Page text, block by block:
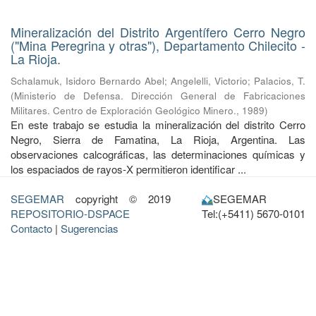
Mineralización del Distrito Argentífero Cerro Negro
("Mina Peregrina y otras"), Departamento Chilecito -
La Rioja.
Schalamuk, Isidoro Bernardo Abel; Angelelli, Victorio; Palacios, T.
(Ministerio de Defensa. Dirección General de Fabricaciones
Militares. Centro de Exploración Geológico Minero., 1989)
En este trabajo se estudia la mineralización del distrito Cerro
Negro, Sierra de Famatina, La Rioja, Argentina. Las
observaciones calcográficas, las determinaciones químicas y
los espaciados de rayos-X permitieron identificar ...
SEGEMAR copyright © 2019
REPOSITORIO-DSPACE
Contacto | Sugerencias
SEGEMAR
Tel:(+5411) 5670-0101